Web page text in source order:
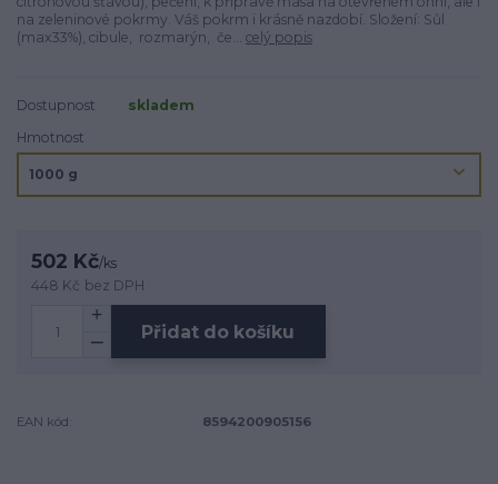
na zeleninové pokrmy. Váš pokrm i krásně nazdobí. Složení: Sůl
(max33%), cibule, rozmarýn, če... celý popis
Dostupnost
skladem
Hmotnost
502 Kč/ks
448 Kč bez DPH
Přidat do košíku
EAN kód: 8594200905156